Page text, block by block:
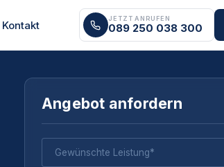
Kontakt JETZT ANRUFEN
089 250 038 300
Angebot anfordern